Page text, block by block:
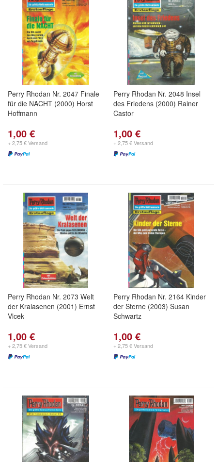
Perry Rhodan Nr. 2047 Finale
für die NACHT (2000) Horst
Hoffmann
1,00 €
+ 2,75 € Versand
Perry Rhodan Nr. 2048 Insel
des Friedens (2000) Rainer
Castor
1,00 €
+ 2,75 € Versand
Perry Rhodan Nr. 2073 Welt
der Kralasenen (2001) Ernst
Vlcek
1,00 €
+ 2,75 € Versand
Perry Rhodan Nr. 2164 Kinder
der Sterne (2003) Susan
Schwartz
1,00 €
+ 2,75 € Versand